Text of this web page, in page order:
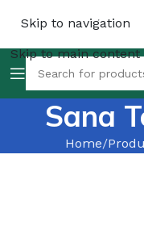
Skip to navigation
Skip to main content
Sana
Home